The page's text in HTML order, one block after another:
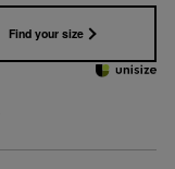
Find your size